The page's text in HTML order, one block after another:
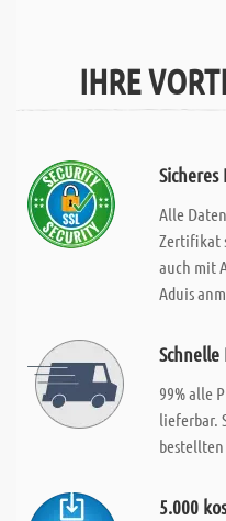
IHRE
Alle
Zertifikat
auch mit
Aduis
99% alle
lieferbar.
5.000